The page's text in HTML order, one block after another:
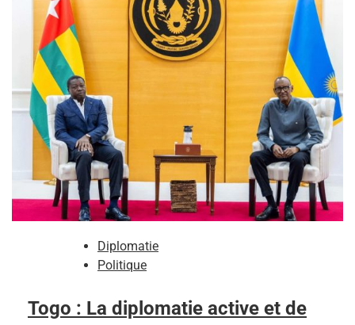
Diplomatie
Politique
Togo : La diplomatie active et de